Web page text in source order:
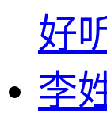
好
李